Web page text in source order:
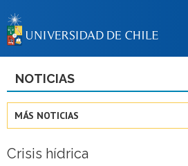
BIBLIOTECAS
Estudiantes
NOTICIAS
MÁS NOTICIAS
Crisis hídrica